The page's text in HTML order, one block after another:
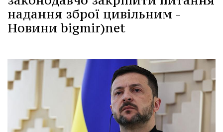
надання зброї цивільним -
Новини bigmir)net